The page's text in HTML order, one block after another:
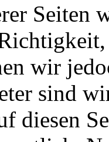
Seiten
wir
sind
diesen